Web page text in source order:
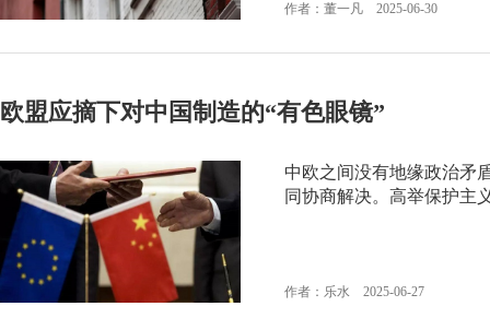
作者：董一凡 2025-06-30
欧盟应摘下对中国制造的“有色眼镜”
中欧之间没有地缘政治矛
同协商解决。高举保护主
作者：乐水 2025-06-27